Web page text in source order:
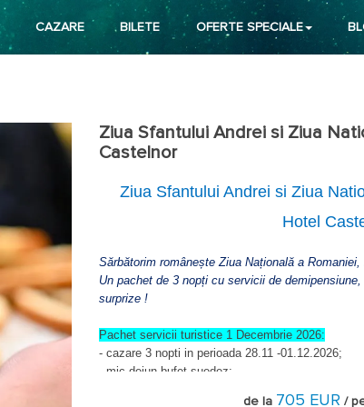
CAZARE BILETE OFERTE SPECIALE
Ziua Sfantului Andrei si Ziua
Castelnor
Ziua Sfantului Andrei si Ziua
Hotel
Sărbătorim românește Ziua Națională a
Un pachet de 3 nopți cu servicii de
surprize !
Pachet servicii turistice 1 Decembrie 2026:
- cazare 3 nopti in perioada 28.11 -01.12.2026;
- mic dejun bufet suedez;
de la 705 EUR /